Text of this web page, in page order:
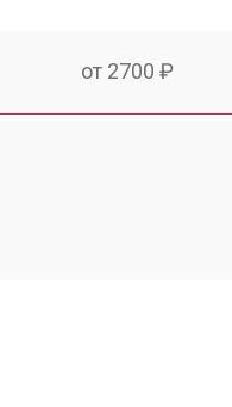
от 2700 ₽